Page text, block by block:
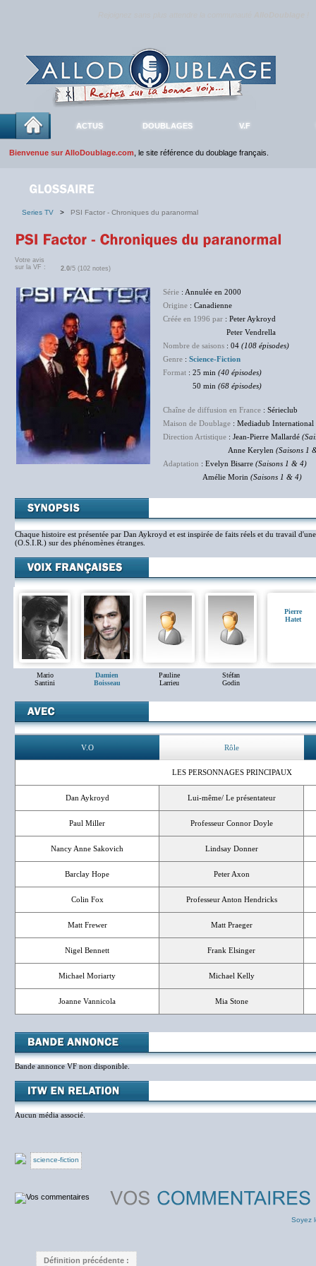
ACTUS DOUBLAGES V.F
Bienvenue sur AlloDoublage.com , le site référence du doublage français.
Series TV > PSI Factor - Chroniques du paranormal
Votre avis
sur la VF :
2.0/5 (102 notes)
Série : Annulée en 2000
Origine : Canadienne
Créée en 1996 par : Peter Aykroyd
Peter Vendrella
Nombre de saisons : 04 (108 épisodes)
Genre : Science-Fiction
Format : 25 min (40 épisodes)
50 min (68 épisodes)
Chaîne de diffusion en France : Sérieclub
Maison de Doublage : Mediadub International
Direction Artistique : Jean-Pierre Mallardé
Anne Kerylen (Saisons 1
Adaptation : Evelyn Bisarre (Saisons 1 & 4)
Amélie Morin (Saisons 1 & 4)
Chaque histoire est présentée par Dan Aykroyd et est inspirée de faits réels et du travail
(O.S.I.R.) sur des phénomènes étranges.
Mario
Santini
Damien
Boisseau
Pauline
Larrieu
Stéfan
Godin
Pierre
Hatet
V.O Rôle
LES PERSONNAGES PRINCIPAUX
Dan Aykroyd Lui-même/ Le présentateur
Paul Miller Professeur Connor Doyle
Nancy Anne Sakovich Lindsay Donner
Barclay Hope Peter Axon
Colin Fox Professeur Anton Hendricks
Matt Frewer Matt Praeger
Nigel Bennett Frank Elsinger
Michael Moriarty Michael Kelly
Joanne Vannicola Mia Stone
Bande annonce VF non disponible.
Aucun média associé.
science-fiction
Soyez
Définition précédente :